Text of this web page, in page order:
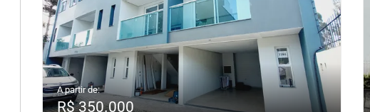
A partir de:
R$ 350.000